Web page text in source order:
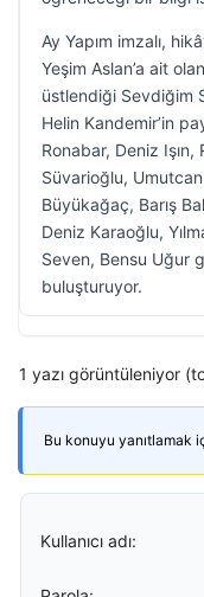
Ay Yapım imzalı,
Yeşim Aslan’a ait
üstlendiği Sevdiğim
Helin Kandemir’in
Ronabar, Deniz
Süvarioğlu,
Büyükağaç, Barış
Deniz Karaoğlu,
Seven, Bensu Uğur
buluşturuyor.
1 yazı görüntüleniyor
Bu konuyu yanıtlamak
Kullanıcı adı: